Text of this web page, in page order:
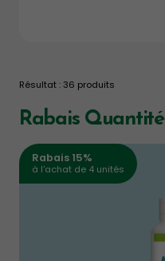
Résultat : 36 produits
Rabais Quantité
Rabais 15%
à l'achat de 4 unités